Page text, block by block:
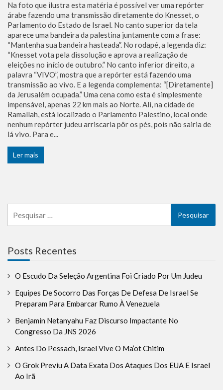
Na foto que ilustra esta matéria é possível ver uma repórter
árabe fazendo uma transmissão diretamente do Knesset, o
Parlamento do Estado de Israel. No canto superior da tela
aparece uma bandeira da palestina juntamente com a frase:
“Mantenha sua bandeira hasteada”. No rodapé, a legenda diz:
“Knesset vota pela dissolução e aprova a realização de
eleições no início de outubro.” No canto inferior direito, a
palavra “VIVO”, mostra que a repórter está fazendo uma
transmissão ao vivo. E a legenda complementa: “[Diretamente]
da Jerusalém ocupada.” Uma cena como esta é simplesmente
impensável, apenas 22 km mais ao Norte. Ali, na cidade de
Ramallah, está localizado o Parlamento Palestino, local onde
nenhum repórter judeu arriscaria pôr os pés, pois não sairia de
lá vivo. Para e...
Ler mais
por:
Posts Recentes
O Escudo Da Seleção Argentina Foi Criado Por Um Judeu
Equipes De Socorro Das Forças De Defesa De Israel Se
Preparam Para Embarcar Rumo À Venezuela
Benjamin Netanyahu Faz Discurso Impactante No
Congresso Da JNS 2026
Antes Do Pessach, Israel Vive O Ma’ot Chitim
O Grok Previu A Data Exata Dos Ataques Dos EUA E Israel
Ao Irã